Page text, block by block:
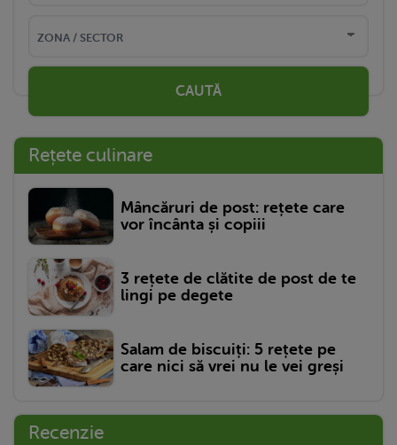
CAUTĂ
Rețete culinare
Mâncăruri de post: rețete care
vor încânta și copiii
3 rețete de clătite de post de te
lingi pe degete
Salam de biscuiți: 5 rețete pe
care nici să vrei nu le vei greși
Recenzie